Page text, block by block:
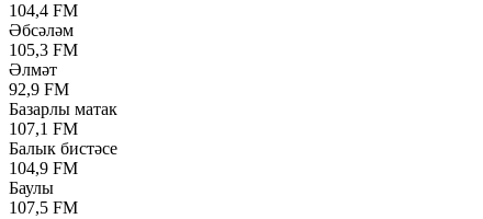
104,4 FM
Әбсәләм
105,3 FM
Әлмәт
92,9 FM
Базарлы матак
107,1 FM
Балык бистәсе
104,9 FM
Баулы
107,5 FM